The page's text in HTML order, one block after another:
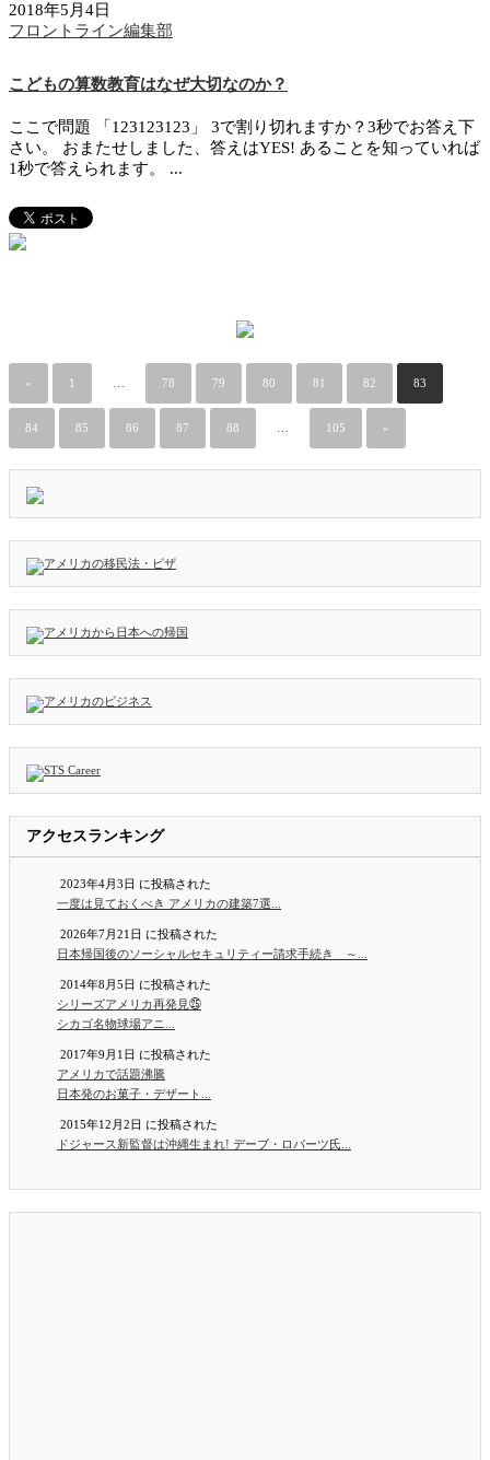
2018年5月4日
フロントライン編集部
こどもの算数教育はなぜ大切なのか？
ここで問題 「123123123」 3で割り切れますか？3秒でお答え下
さい。 おまたせしました、答えはYES! あることを知っていれば
1秒で答えられます。 ...
« 1 78 79 80 81 82 83
84 85 86 87 88 105 »
アクセスランキング
2023年4月3日 に投稿された
一度は見ておくべき アメリカの建築7選...
2026年7月21日 に投稿された
日本帰国後のソーシャルセキュリティー請求手続き ～...
2014年8月5日 に投稿された
シリーズアメリカ再発見㉕
シカゴ名物球場アニ...
2017年9月1日 に投稿された
アメリカで話題沸騰
日本発のお菓子・デザート...
2015年12月2日 に投稿された
ドジャース新監督は沖縄生まれ! デーブ・ロバーツ氏...